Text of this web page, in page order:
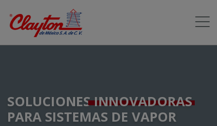
SOLUCIONESINNOVADORAS
PARA SISTEMAS DE VAPOR